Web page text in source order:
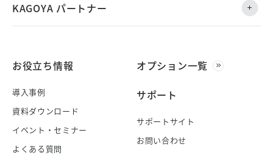
KAGOYA パートナー
お役立ち情報
導入事例
資料ダウンロード
イベント・セミナー
よくある質問
オプション一覧
サポート
サポートサイト
お問い合わせ